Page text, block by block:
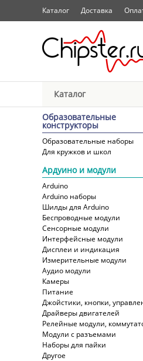
Каталог Доставка
Каталог
Образовательные
конструкторы
Образовательные наборы
Для кружков и школ
Ардуино и модули
Arduino
Arduino наборы
Шилды для Arduino
Беспроводные модули
Сенсорные модули
Интерфейсные модули
Дисплеи и индикация
Измерительные модули
Аудио модули
Камеры
Питание
Джойстики, кнопки,
Драйверы двигателей
Релейные модули,
Модули с разъемами
Наборы для пайки
Другое